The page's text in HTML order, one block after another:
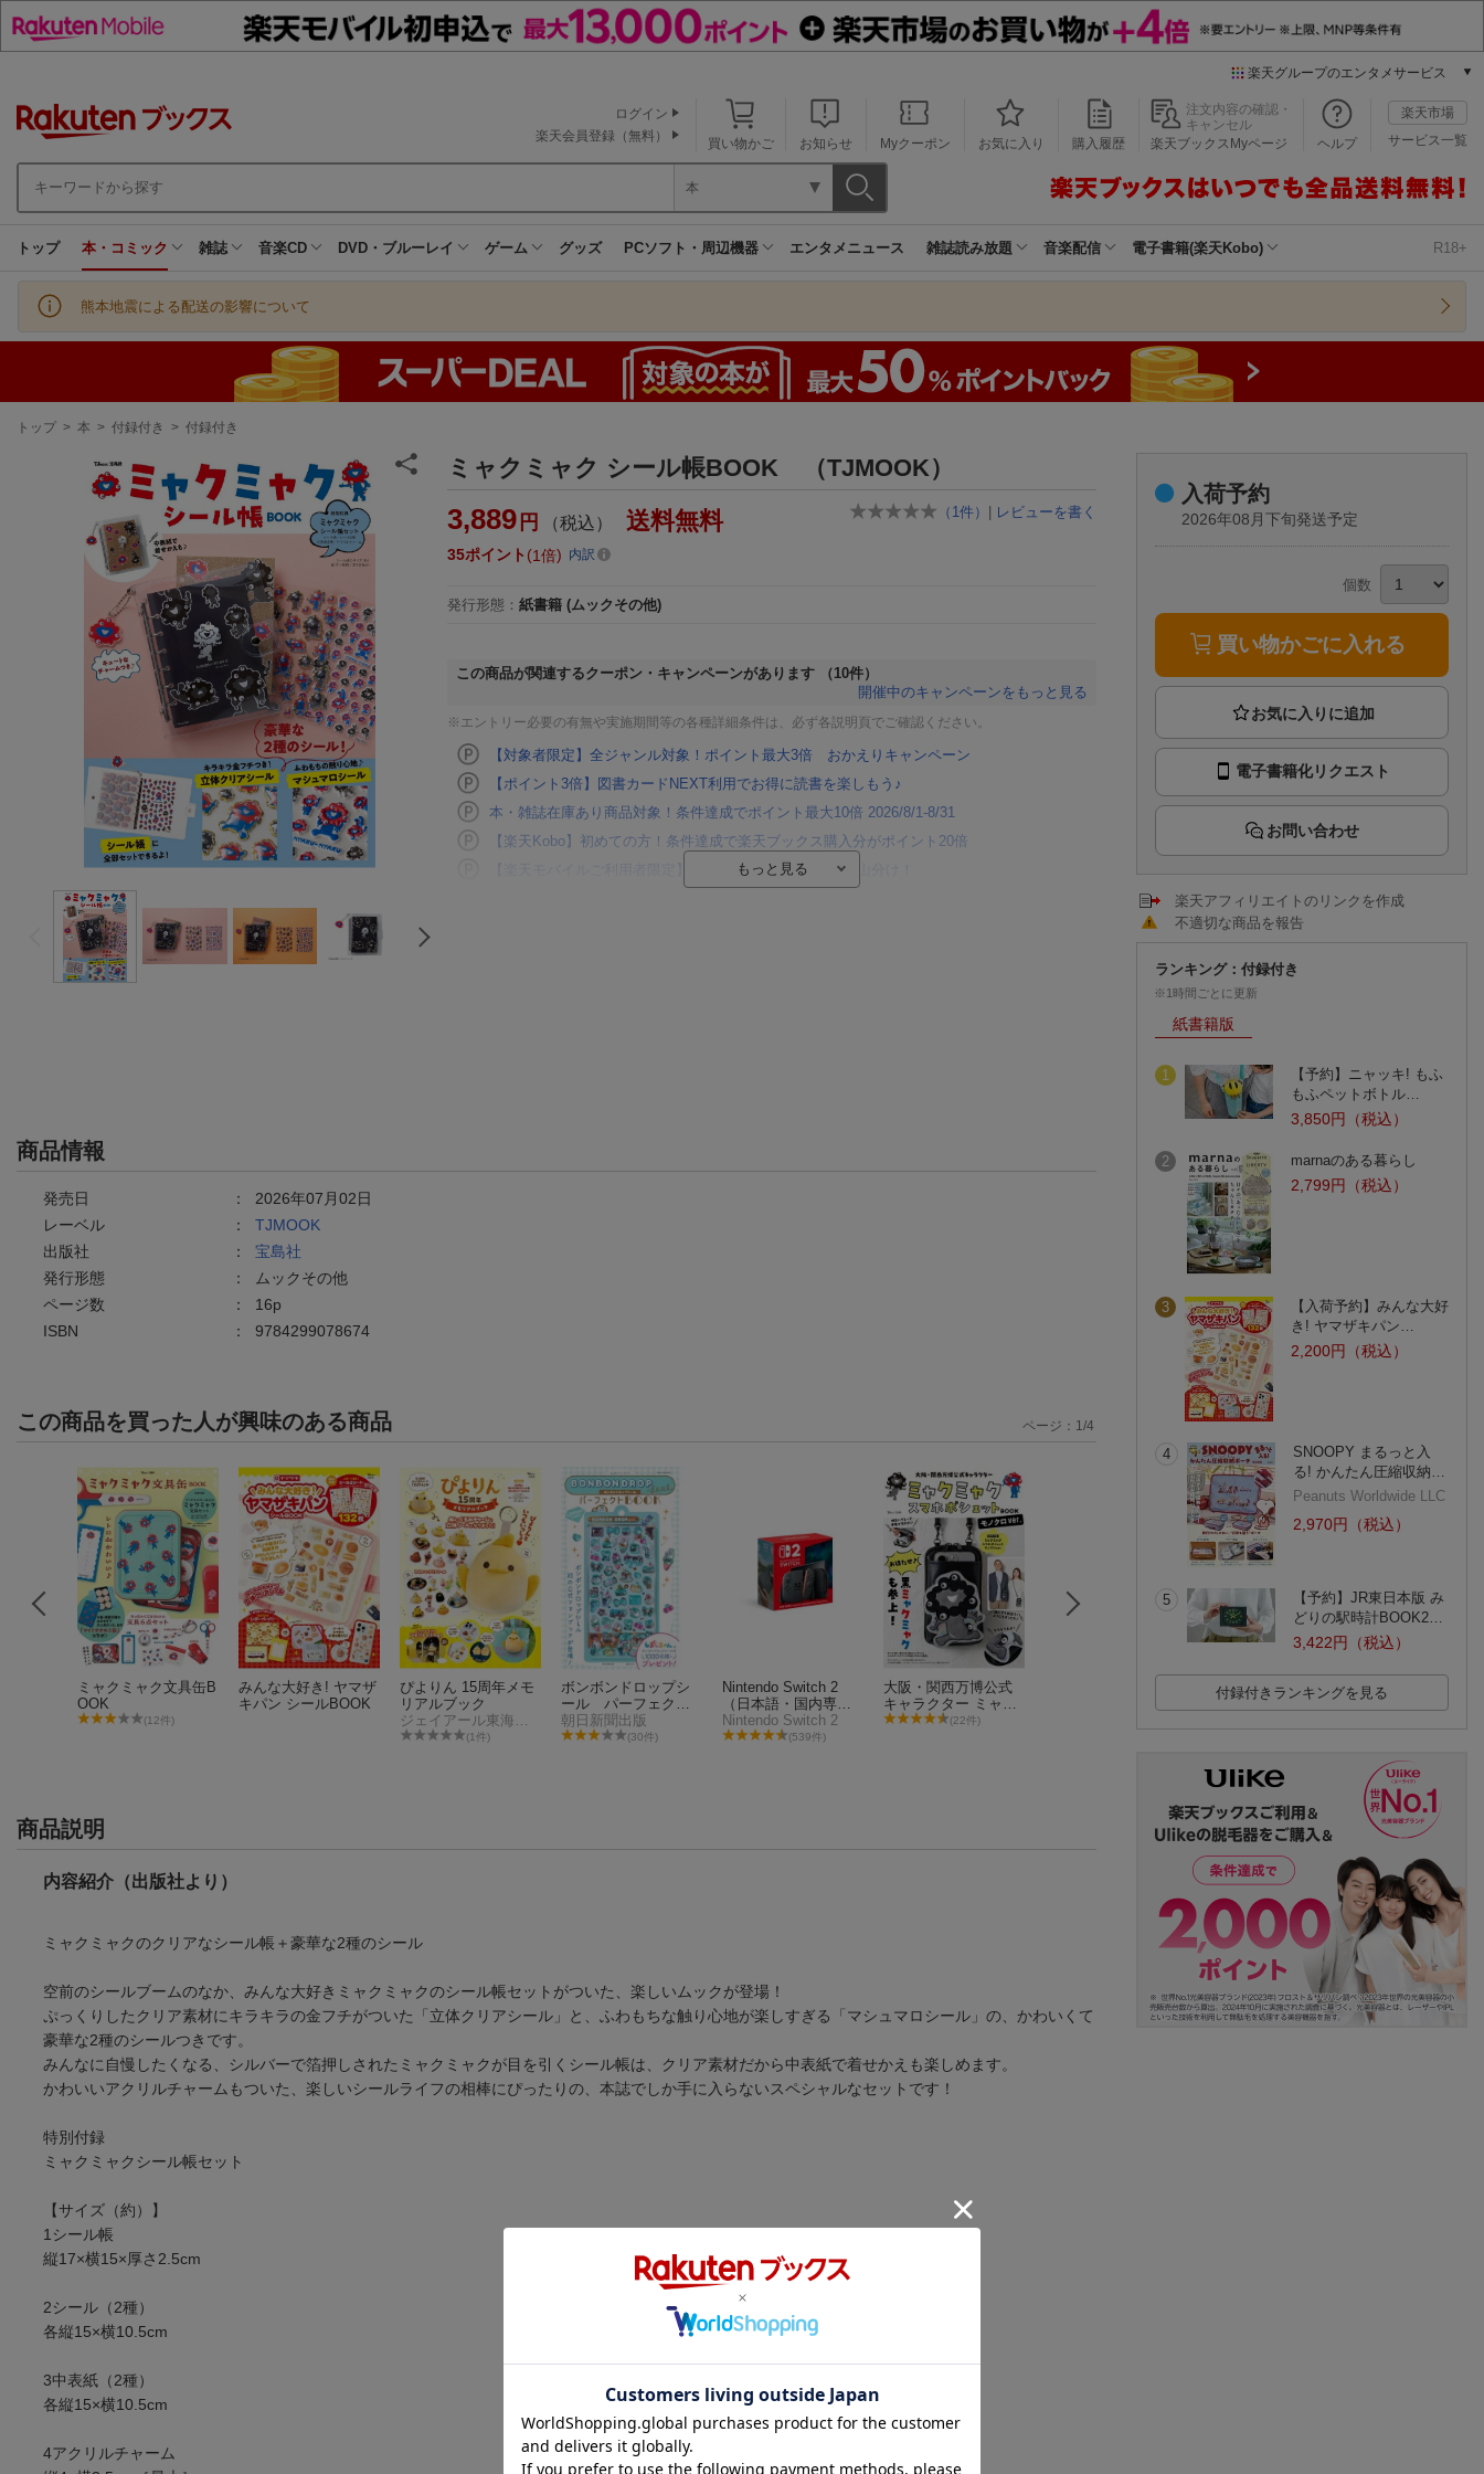
楽天グループのエンタメサービス
本/ゲーム/CD/DVD
楽天ブックス
楽天Kobo
エンタメニュース
推し楽
買い物かご お知らせ Myクーポン お気に入り 購入履歴
注文内容の確認・
キャンセル
楽天ブックスMyページ
ヘルプ
楽天市場
サービス一覧
ログイン
楽天会員登録（無料）
本
トップ 本・コミック 雑誌 音楽CD DVD・ブルーレイ ゲーム グッズ PCソフト・周辺機器 エンタメニュース 雑誌読み放題 音楽配信 電子書籍(楽天Kobo) R18+
熊本地震による配送の影響について
現
トップ > 本 > 付録付き > 付録付き
ミャクミャク シール帳BOOK （TJMOOK）
（ 1件） | レビューを書く
3,889 円 （税込） 送料無料
35ポイント 1倍 内訳
発行形態 ： 紙書籍 (ムックその他)
この商品が関連するクーポン・キャンペーンがあります
（10件）
開催中のキャンペーンをもっと見る
※エントリー必要の有無や実施期間等の各種詳細条件は、必ず各説明頁でご確認ください。
【対象者限定】全ジャンル対象！ポイント最大3倍 おかえりキャンペーン
【ポイント3倍】図書カードNEXT利用でお得に読書を楽しもう♪
本・雑誌在庫あり商品対象！条件達成でポイント最大10倍 2026/8/1-8/31
【楽天Kobo】初めての方！条件達成で楽天ブックス購入分がポイント20倍
【楽天モバイルご利用者限定】条件達成で100万ポイント山分け！
商品情報
発売日 ： 2026年07月02日
レーベル
： TJMOOK
出版社
： 宝島社
発行形態
：
ムックその他
ページ数
： 16p
ISBN
： 9784299078674
この商品を買った人が興味のある商品
ミャクミャク文具缶B
OOK
(12件)
みんな大好き! ヤマザ
キパン シールBOOK
ぴよりん 15周年メモ
リアルブック
(1件)
ボンボンドロップシ
ール パーフェクトB
OOK
朝日新聞出版
(30件)
Nintendo Switch 2
（日本語・国内専
用）
Nintendo Switch 2
(539件)
大阪・関西万博公式
キャラクター ミャク
ミャク スマホポシェ
(22件)
フェルメール《真珠
の耳飾りの少女》ス
HELLO KITTY レ
エコバッグ＆リ
ページ： 1 /4
商品説明
内容紹介（出版社より）
ミャクミャクのクリアなシール帳＋豪華な2種のシール
空前のシールブームのなか、みんな大好きミャクミャクのシール帳セットがついた、楽しいムックが登場！
ぷっくりしたクリア素材にキラキラの金フチがついた「立体クリアシール」と、ふわもちな触り心地が楽しすぎる「マシュマロシール」の、かわいくて
豪華な2種のシールつきです。
みんなに自慢したくなる、シルバーで箔押しされたミャクミャクが目を引くシール帳は、クリア素材だから中表紙で着せかえも楽しめます。
かわいいアクリルチャームもついた、楽しいシールライフの相棒にぴったりの、本誌でしか手に入らないスペシャルなセットです！
特別付録
ミャクミャクシール帳セット
【サイズ（約）】
1シール帳
縦17×横15×厚さ2.5cm
2シール（2種）
各縦15×横10.5cm
3中表紙（2種）
各縦15×横10.5cm
4アクリルチャーム
入荷予約
2026年08月下旬発送予定
個数
買い物かごに入れる
電子書籍化リクエスト
お問い合わせ
楽天アフィリエイトのリンクを作成
不適切な商品を報告
ランキング：付録付き
※1時間ごとに更新
紙書籍版
1
【予約】ニャッキ! もふ
もふペットボトル…
3,850円（税込）
2 marnaのある暮らし
2,799円（税込）
3
【入荷予約】みんな大好
き! ヤマザキパン…
2,200円（税込）
4
SNOOPY まるっと入
る! かんたん圧縮収納…
Peanuts Worldwide LLC
2,970円（税込）
5
【予約】JR東日本版 み
どりの駅時計BOOK2…
3,422円（税込）
付録付きランキングを見る